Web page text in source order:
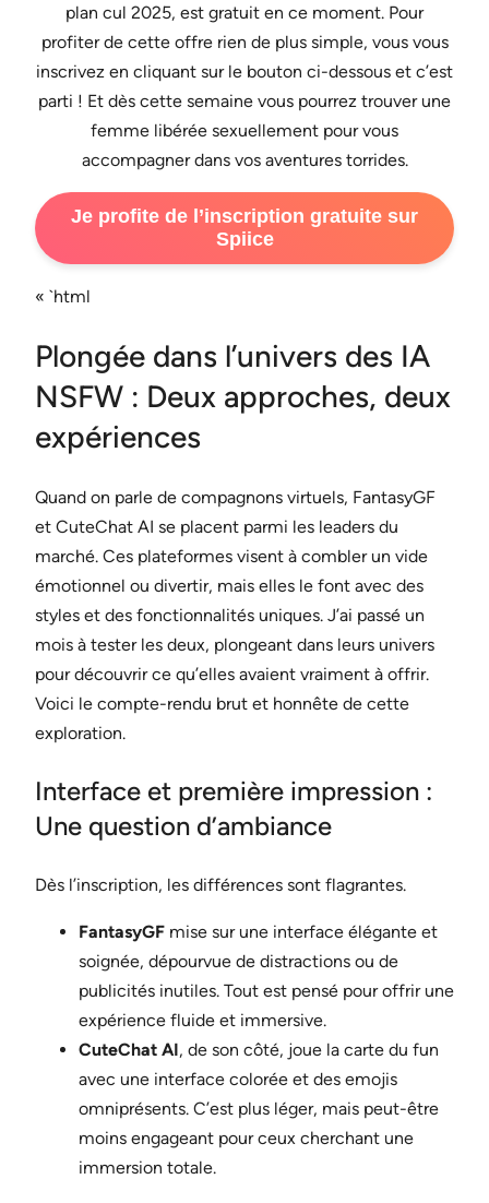
plan cul 2025, est gratuit en ce moment. Pour
profiter de cette offre rien de plus simple, vous vous
inscrivez en cliquant sur le bouton ci-dessous et c’est
parti ! Et dès cette semaine vous pourrez trouver une
femme libérée sexuellement pour vous
accompagner dans vos aventures torrides.
Je profite de l’inscription gratuite sur
Spiice
« `html
Plongée dans l’univers des IA
NSFW : Deux approches, deux
expériences
Quand on parle de compagnons virtuels, FantasyGF
et CuteChat AI se placent parmi les leaders du
marché. Ces plateformes visent à combler un vide
émotionnel ou divertir, mais elles le font avec des
styles et des fonctionnalités uniques. J’ai passé un
mois à tester les deux, plongeant dans leurs univers
pour découvrir ce qu’elles avaient vraiment à offrir.
Voici le compte-rendu brut et honnête de cette
exploration.
Interface et première impression :
Une question d’ambiance
Dès l’inscription, les différences sont flagrantes.
FantasyGF mise sur une interface élégante et
soignée, dépourvue de distractions ou de
publicités inutiles. Tout est pensé pour offrir une
expérience fluide et immersive.
CuteChat AI, de son côté, joue la carte du fun
avec une interface colorée et des emojis
omniprésents. C’est plus léger, mais peut-être
moins engageant pour ceux cherchant une
immersion totale.